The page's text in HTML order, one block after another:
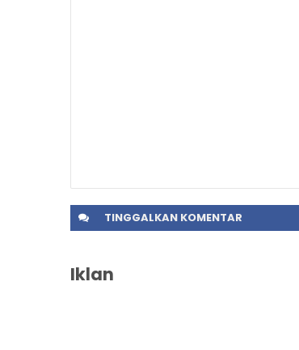
TINGGALKAN KOMENTAR
Iklan